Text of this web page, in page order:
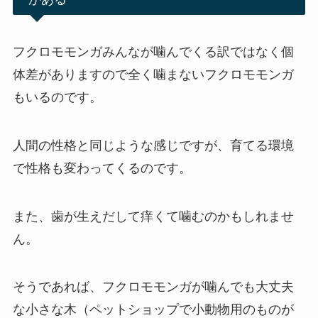
フクロモモンガみんなが噛んでくる訳ではなく個
体差がありますので全く噛まないフクロモモンガ
もいるのです。
人間の性格と同じような感じですが、育てる環境
で性格も変わってくるのです。
また、歯が生えだして痒くて噛むのかもしれませ
ん。
そうであれば、フクロモモンガが噛んでも大丈夫
な小さな木（ペットショップで小動物用のものが